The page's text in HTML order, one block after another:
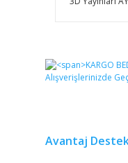
Görüş ve
Avantaj